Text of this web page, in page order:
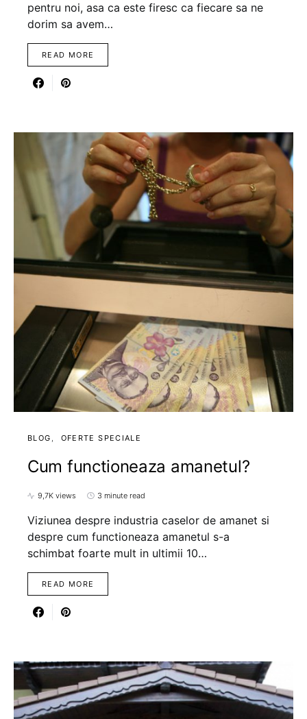
pentru noi, asa ca este firesc ca fiecare sa ne
dorim sa avem…
READ MORE
BLOG OFERTE SPECIALE
Cum functioneaza amanetul?
9,7K views 3 minute read
Viziunea despre industria caselor de amanet si
despre cum functioneaza amanetul s-a
schimbat foarte mult in ultimii 10…
READ MORE